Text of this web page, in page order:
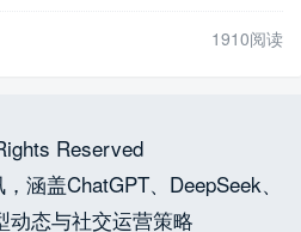
1910阅读
Reserved
涵盖ChatGPT、DeepSeek、
动态与社交运营策略